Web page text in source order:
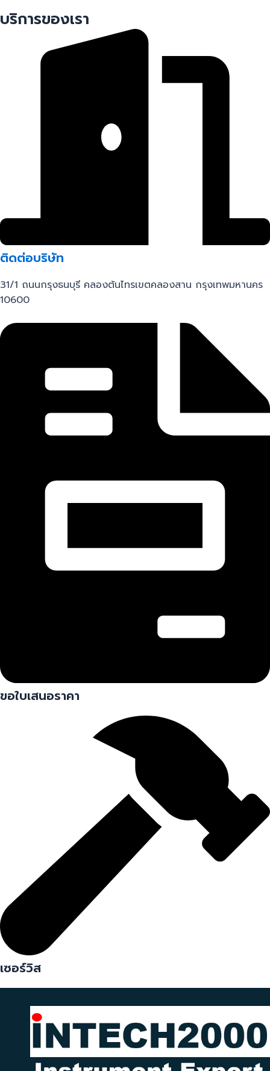
บริการของเรา
ติดต่อบริษัท
31/1 ถนนกรุงธนบุรี คลองต้นไทรเขตคลองสาน กรุงเทพมหานคร
10600
ขอใบเสนอราคา
เซอร์วิส